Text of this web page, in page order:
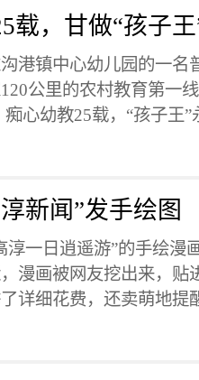
载，甘做“孩子王
港镇中心幼儿园的一名
公里的农村教育第一
心幼教25载，“孩子王”
新闻”发手绘图
淳一日逍遥游”的手绘漫
漫画被网友挖出来，贴
详细花费，还卖萌地提